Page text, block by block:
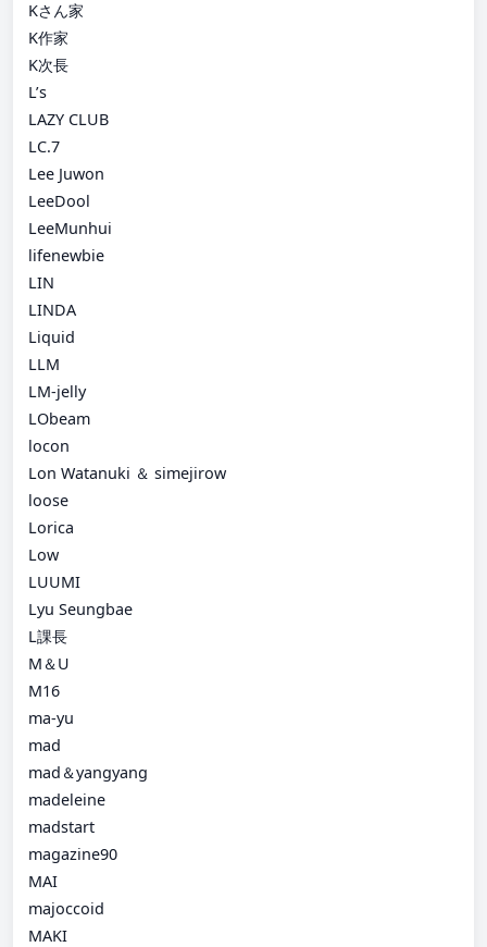
Kさん家
K作家
K次長
L’s
LAZY CLUB
LC.7
Lee Juwon
LeeDool
LeeMunhui
lifenewbie
LIN
LINDA
Liquid
LLM
LM-jelly
LObeam
locon
Lon Watanuki ＆ simejirow
loose
Lorica
Low
LUUMI
Lyu Seungbae
L課長
M＆U
M16
ma-yu
mad
mad＆yangyang
madeleine
madstart
magazine90
MAI
majoccoid
MAKI